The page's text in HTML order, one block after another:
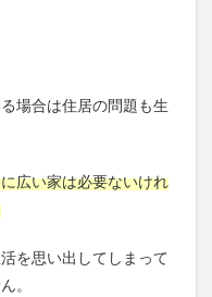
場合は住居の問題も生
広い家は必要ないけれ
を思い出してしまって
。